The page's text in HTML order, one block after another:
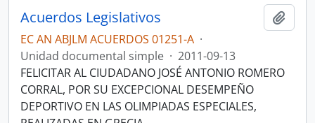
Acuerdos Legislativos
EC AN ABJLM ACUERDOS 01251-A ·
Unidad documental simple · 2011-09-13
FELICITAR AL CIUDADANO JOSÉ ANTONIO ROMERO
CORRAL, POR SU EXCEPCIONAL DESEMPEÑO
DEPORTIVO EN LAS OLIMPIADAS ESPECIALES,